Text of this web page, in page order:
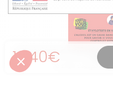
L'ABUS D'ALCOOL EST DANGEREUX
© 2026 Groupe Les
Prix régulier
19,40€